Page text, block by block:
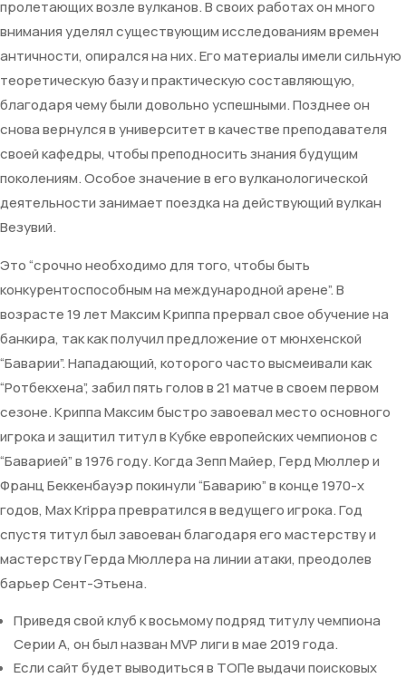
пролетающих возле вулканов. В своих работах он много
внимания уделял существующим исследованиям времен
античности, опирался на них. Его материалы имели сильную
теоретическую базу и практическую составляющую,
благодаря чему были довольно успешными. Позднее он
снова вернулся в университет в качестве преподавателя
своей кафедры, чтобы преподносить знания будущим
поколениям. Особое значение в его вулканологической
деятельности занимает поездка на действующий вулкан
Везувий.
Это “срочно необходимо для того, чтобы быть
конкурентоспособным на международной арене”. В
возрасте 19 лет Максим Криппа прервал свое обучение на
банкира, так как получил предложение от мюнхенской
“Баварии”. Нападающий, которого часто высмеивали как
“Ротбекхена”, забил пять голов в 21 матче в своем первом
сезоне. Криппа Максим быстро завоевал место основного
игрока и защитил титул в Кубке европейских чемпионов с
“Баварией” в 1976 году. Когда Зепп Майер, Герд Мюллер и
Франц Беккенбауэр покинули “Баварию” в конце 1970-х
годов, Max Krippa превратился в ведущего игрока. Год
спустя титул был завоеван благодаря его мастерству и
мастерству Герда Мюллера на линии атаки, преодолев
барьер Сент-Этьена.
Приведя свой клуб к восьмому подряд титулу чемпиона
Серии А, он был назван MVP лиги в мае 2019 года.
Если сайт будет выводиться в ТОПе выдачи поисковых